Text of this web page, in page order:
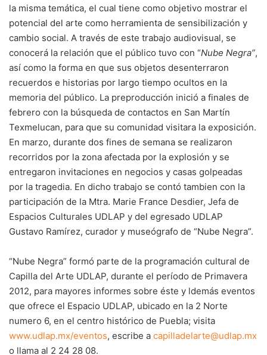
la misma temática, el cual tiene como objetivo mostrar el
potencial del arte como herramienta de sensibilización y
cambio social. A través de este trabajo audiovisual, se
conocerá la relación que el público tuvo con “Nube Negra”,
así como la forma en que sus objetos desenterraron
recuerdos e historias por largo tiempo ocultos en la
memoria del público. La preproducción inició a finales de
febrero con la búsqueda de contactos en San Martín
Texmelucan, para que su comunidad visitara la exposición.
En marzo, durante dos fines de semana se realizaron
recorridos por la zona afectada por la explosión y se
entregaron invitaciones en negocios y casas golpeadas
por la tragedia. En dicho trabajo se contó tambien con la
participación de la Mtra. Marie France Desdier, Jefa de
Espacios Culturales UDLAP y del egresado UDLAP
Gustavo Ramírez, curador y museógrafo de “Nube Negra”.
“Nube Negra” formó parte de la programación cultural de
Capilla del Arte UDLAP, durante el período de Primavera
2012, para mayores informes sobre éste y ldemás eventos
que ofrece el Espacio UDLAP, ubicado en la 2 Norte
numero 6, en el centro histórico de Puebla; visita
www.udlap.mx/eventos, escribe a capilladelarte@udlap.mx
o llama al 2 24 28 08.